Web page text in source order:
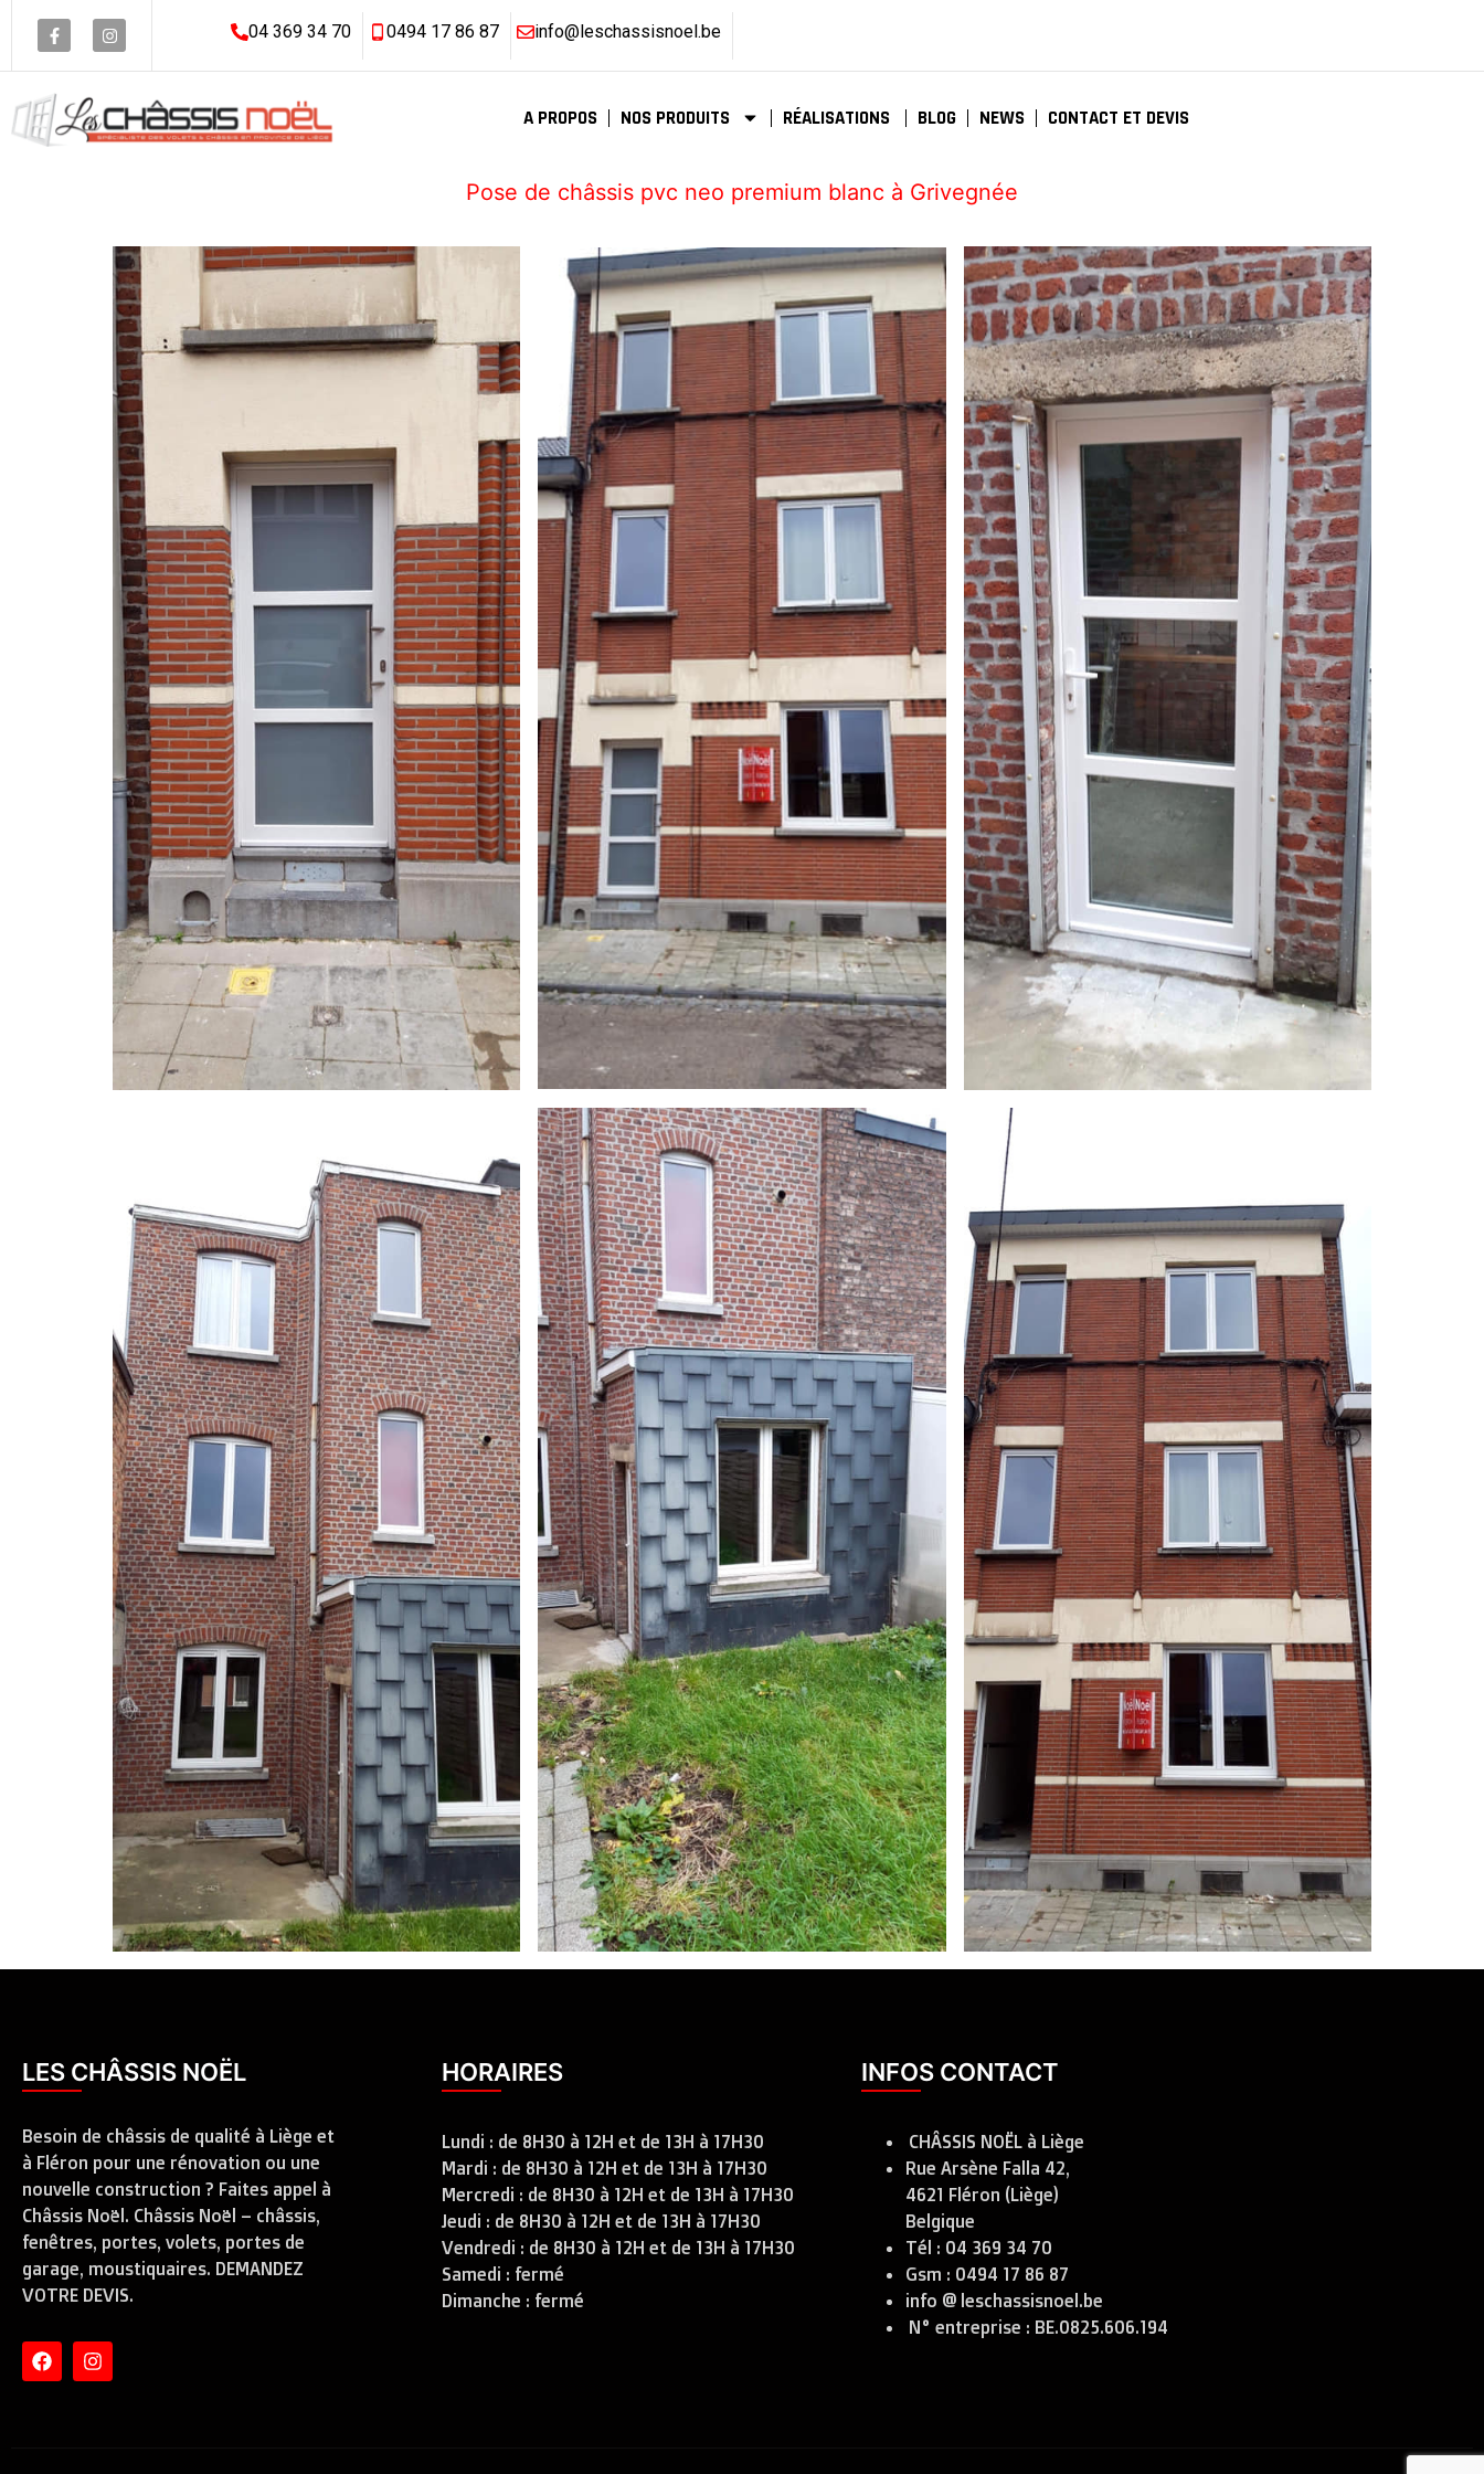
04 369 34 70 0494 17 86 87 info@leschassisnoel.be
A PROPOS NOS PRODUITS RÉALISATIONS BLOG NEWS CONTACT ET DEVIS
Pose de châssis pvc neo premium blanc à Grivegnée
LES CHÂSSIS NOËL
Besoin de châssis de qualité à Liège et
à Fléron pour une rénovation ou une
nouvelle construction ? Faites appel à
Châssis Noël. Châssis Noël – châssis,
fenêtres, portes, volets, portes de
garage, moustiquaires. DEMANDEZ
VOTRE DEVIS.
HORAIRES
Lundi : de 8H30 à 12H et de 13H à 17H30
Mardi : de 8H30 à 12H et de 13H à 17H30
Mercredi : de 8H30 à 12H et de 13H à 17H30
Jeudi : de 8H30 à 12H et de 13H à 17H30
Vendredi : de 8H30 à 12H et de 13H à 17H30
Samedi : fermé
Dimanche : fermé
INFOS CONTACT
CHÂSSIS NOËL à Liège
Rue Arsène Falla 42,
4621 Fléron (Liège)
Belgique
Tél : 04 369 34 70
Gsm : 0494 17 86 87
info @ leschassisnoel.be
N° entreprise : BE.0825.606.194